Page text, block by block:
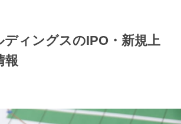
ディングスのIPO・新規上
報